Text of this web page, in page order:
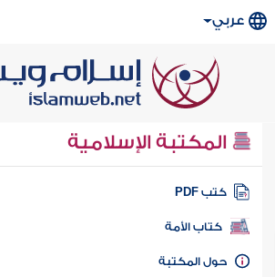
عربي
المكتبة الإسلامية
كتب PDF
كتاب الأمة